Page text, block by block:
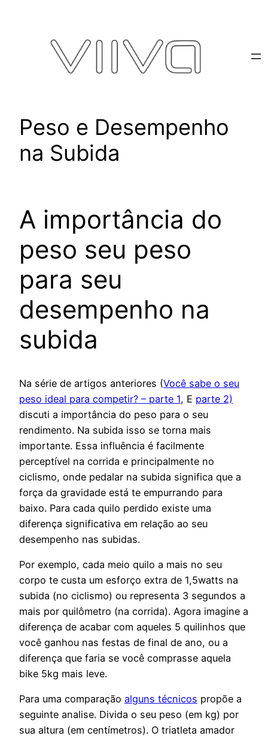
Peso e Desempenho
na Subida
A importância do
peso seu peso
para seu
desempenho na
subida
Na série de artigos anteriores (Você sabe o seu
peso ideal para competir? – parte 1, E parte 2)
discuti a importância do peso para o seu
rendimento. Na subida isso se torna mais
importante. Essa influência é facilmente
perceptível na corrida e principalmente no
ciclismo, onde pedalar na subida significa que a
força da gravidade está te empurrando para
baixo. Para cada quilo perdido existe uma
diferença significativa em relação ao seu
desempenho nas subidas.
Por exemplo, cada meio quilo a mais no seu
corpo te custa um esforço extra de 1,5watts na
subida (no ciclismo) ou representa 3 segundos a
mais por quilômetro (na corrida). Agora imagine a
diferença de acabar com aqueles 5 quilinhos que
você ganhou nas festas de final de ano, ou a
diferença que faria se você comprasse aquela
bike 5kg mais leve.
Para uma comparação alguns técnicos propõe a
seguinte analise. Divida o seu peso (em kg) por
sua altura (em centímetros). O triatleta amador